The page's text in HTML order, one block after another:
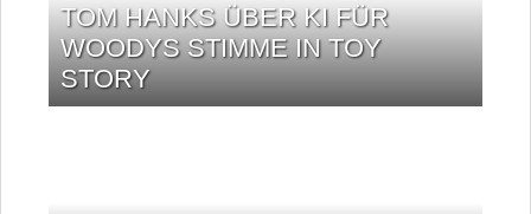
TOM HANKS ÜBER KI FÜR
WOODYS STIMME IN TOY
STORY